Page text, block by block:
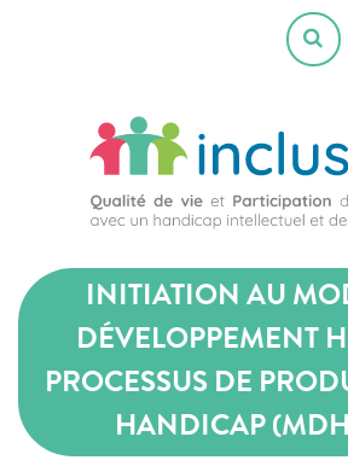
INITIATION AU
DÉVELOPPEMENT
PROCESSUS DE
HANDICAP